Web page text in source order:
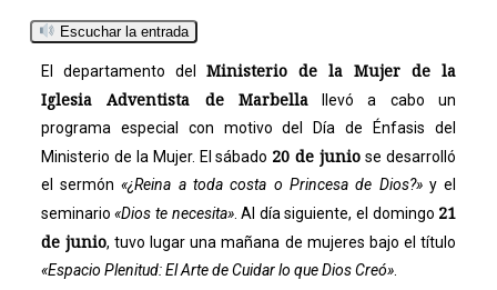
Escuchar la entrada
El departamento del Ministerio de la Mujer de la
Iglesia Adventista de Marbellallevó a cabo un
programa especial con motivo del Día de Énfasis del
Ministerio de la Mujer. El sábado 20 de junio se desarrolló
el sermón«¿Reina a toda costa o Princesa de Dios?»y el
seminario«Dios te necesita». Al día siguiente, el domingo 21
de junio, tuvo lugar una mañana de mujeres bajo el título
«Espacio Plenitud: El Arte de Cuidar lo que Dios Creó».